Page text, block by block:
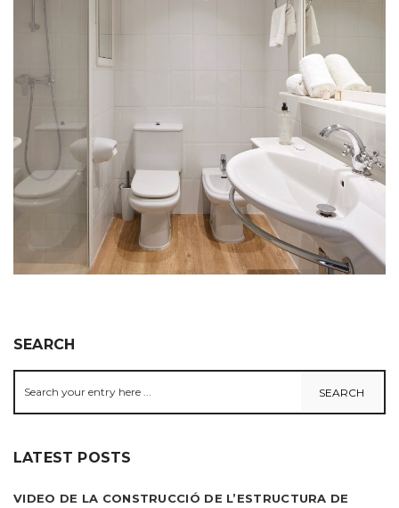
SEARCH
LATEST POSTS
VIDEO DE LA CONSTRUCCIÓ DE L’ESTRUCTURA DE